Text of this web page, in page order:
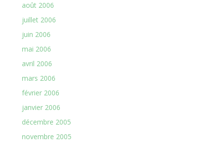
août 2006
juillet 2006
juin 2006
mai 2006
avril 2006
mars 2006
février 2006
janvier 2006
décembre 2005
novembre 2005